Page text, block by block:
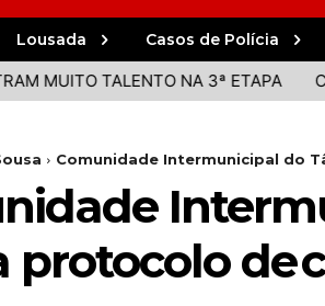
Lousada Casos de Polícia
TALENTO NA 3ª ETAPA
Comunidade Intermunicipal do
protocolo de